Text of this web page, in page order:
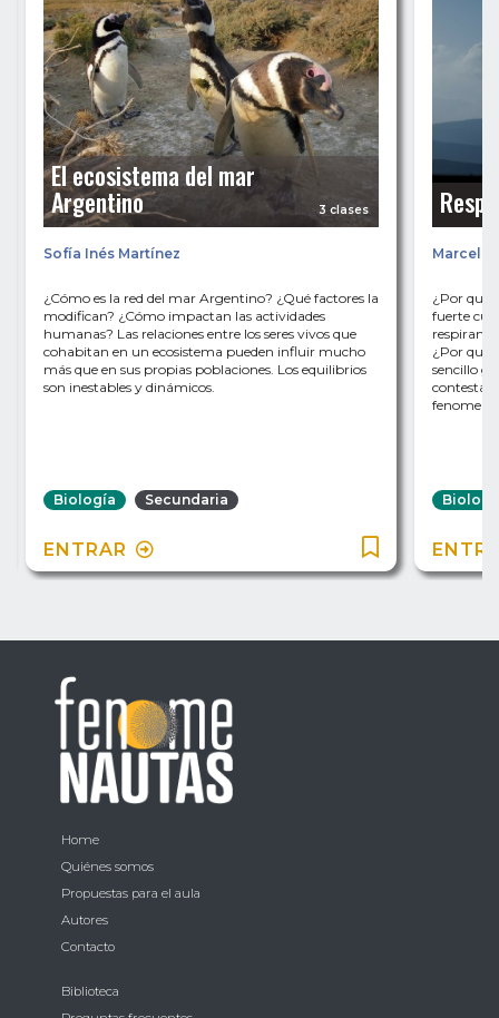
El ecosistema del mar
Argentino 3 clases
Sofía Inés Martínez
¿Cómo es la red del mar Argentino? ¿Qué factores la
modifican? ¿Cómo impactan las actividades
humanas? Las relaciones entre los seres vivos que
cohabitan en un ecosistema pueden influir mucho
más que en sus propias poblaciones. Los equilibrios
son inestables y dinámicos.
Biología Secundaria
ENTRAR
Marcela
¿Por qué
fuerte
¿Por qué
sencillo
Home
Quiénes somos
Propuestas para el aula
Autores
Contacto
Biblioteca